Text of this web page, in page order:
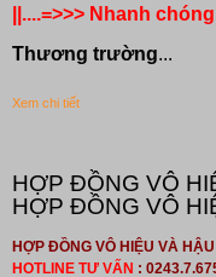
||....=>>> Nhanh
Thương trường...
Xem chi tiết
HỢP ĐỒNG VÔ
HỢP ĐỒNG VÔ
HỢP ĐỒNG VÔ HIỆU VÀ
HOTLINE TƯ VẤN :